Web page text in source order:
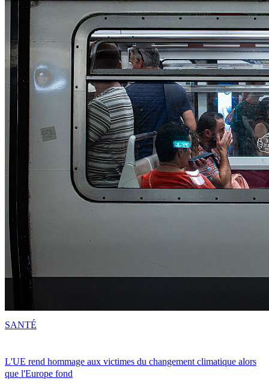
L'UE rend hommage aux victimes du changement climatique alors
que l'Europe fond
SANTÉ